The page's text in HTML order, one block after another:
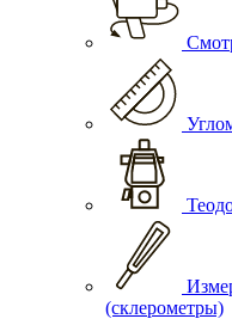
(склерометры)